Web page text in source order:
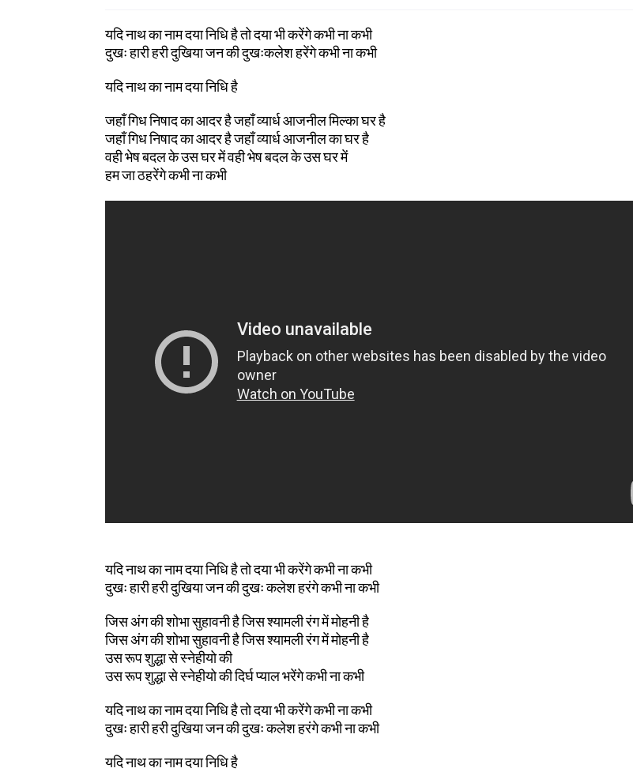
यदि नाथ का नाम दया निधि है तो दया भी करेंगे कभी ना कभी
दुखः हारी हरी दुखिया जन की दुखःकलेश हरेंगे कभी ना कभी
यदि नाथ का नाम दया निधि है
जहाँ गिध निषाद का आदर है जहाँ व्यार्ध आजनील मिल्का घर है
जहाँ गिध निषाद का आदर है जहाँ व्यार्ध आजनील का घर है
वही भेष बदल के उस घर में वही भेष बदल के उस घर में
हम जा ठहरेंगे कभी ना कभी
यदि नाथ का नाम दया निधि है तो दया भी करेंगे कभी ना कभी
दुखः हारी हरी दुखिया जन की दुखः कलेश हरंगे कभी ना कभी
जिस अंग की शोभा सुहावनी है जिस श्यामली रंग में मोहनी है
जिस अंग की शोभा सुहावनी है जिस श्यामली रंग में मोहनी है
उस रूप शुद्धा से स्नेहीयो की
उस रूप शुद्धा से स्नेहीयो की दिर्घ प्याल भरेंगे कभी ना कभी
यदि नाथ का नाम दया निधि है तो दया भी करेंगे कभी ना कभी
दुखः हारी हरी दुखिया जन की दुखः कलेश हरंगे कभी ना कभी
यदि नाथ का नाम दया निधि है